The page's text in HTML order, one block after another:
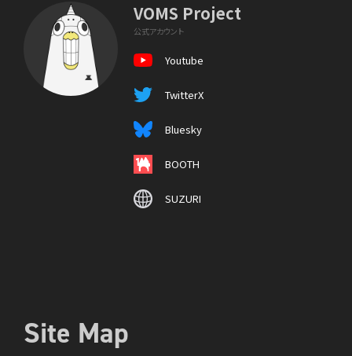
VOMS Project
公式アカウント
Youtube
TwitterX
Bluesky
BOOTH
SUZURI
Site Map